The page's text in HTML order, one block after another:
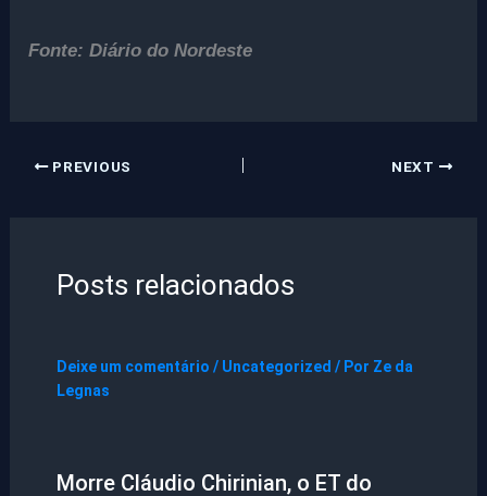
Fonte: Diário do Nordeste
PREVIOUS NEXT
Posts relacionados
Deixe um comentário / Uncategorized / Por Ze da
Legnas
Morre Cláudio Chirinian, o ET do